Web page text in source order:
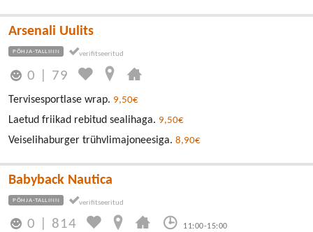
Arsenali Uulits
PÕHJA-TALLINN
0 79
Tervisesportlase wrap. 9,50€
Laetud friikad rebitud sealihaga. 9,50€
Veiselihaburger trühvlimajoneesiga. 8,90€
Babyback Nautica
PÕHJA-TALLINN
0 814 11:00-15:00